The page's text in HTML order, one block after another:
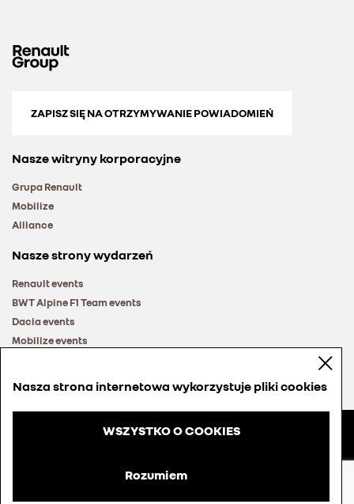
ZAPISZ SIĘ NA OTRZYMYWANIE POWIADOMIEŃ
Nasze witryny korporacyjne
Grupa Renault
Mobilize
Alliance
Nasze strony wydarzeń
Renault events
BWT Alpine F1 Team events
Dacia events
Mobilize events
© Groupe Renault 2026
Nasza strona internetowa wykorzystuje pliki cookies
WSZYSTKO O COOKIES
Rozumiem